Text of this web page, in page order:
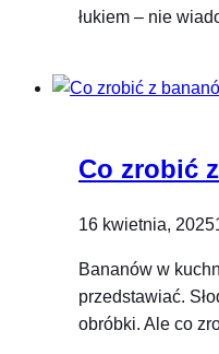
łukiem – nie
Co zrobić
16 kwietnia, 2025
Bananów w
przedstawiać.
obróbki. Ale co